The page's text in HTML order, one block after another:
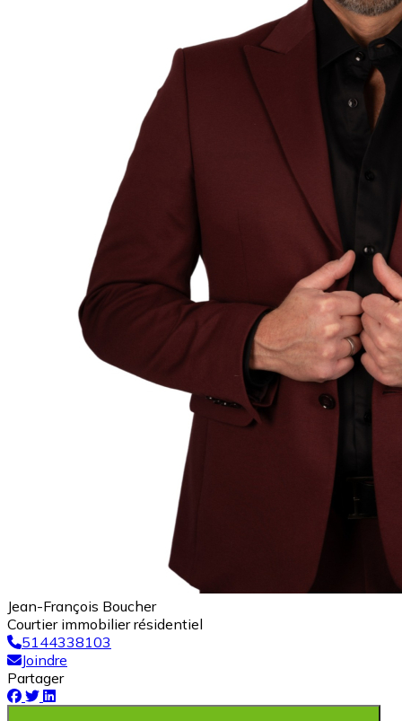
Jean-François Boucher
Courtier immobilier résidentiel
5144338103
Joindre
Partager